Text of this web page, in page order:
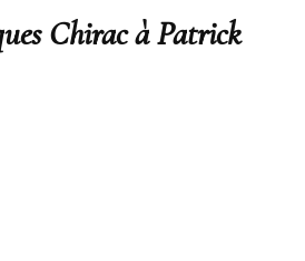
Chirac à Patrick